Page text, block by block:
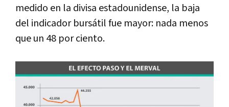
medido en la divisa estadounidense, la baja
del indicador bursátil fue mayor: nada menos
que un 48 por ciento.